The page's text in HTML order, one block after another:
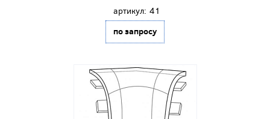
артикул: 41
по запросу